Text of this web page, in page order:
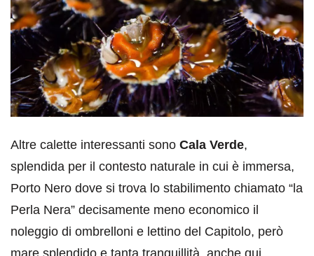
Altre calette interessanti sono Cala Verde,
splendida per il contesto naturale in cui è immersa,
Porto Nero dove si trova lo stabilimento chiamato “la
Perla Nera” decisamente meno economico il
noleggio di ombrelloni e lettino del Capitolo, però